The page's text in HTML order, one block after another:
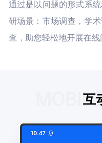
通过是以问题的形式系
研场景：市场调查，学
查，助您轻松地开展在线
互